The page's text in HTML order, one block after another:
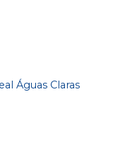
Águas Claras